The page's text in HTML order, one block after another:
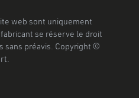
web sont uniquement
se réserve le droit
sans préavis. Copyright ©